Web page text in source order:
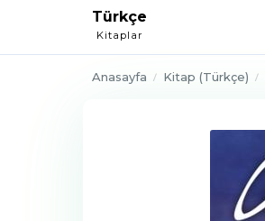
Türkçe
Kitaplar
Anasayfa Kitap (Türkçe)